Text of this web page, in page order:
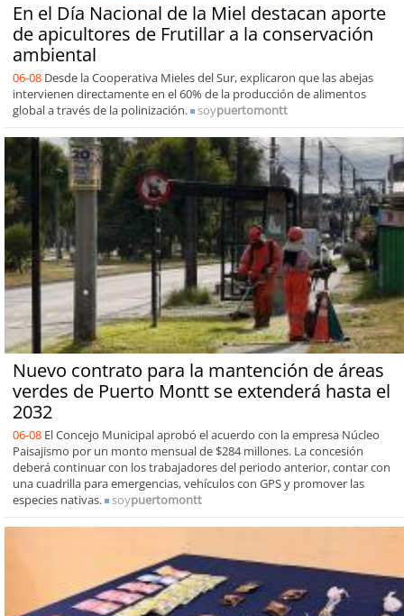
En el Día Nacional de la Miel destacan aporte
de apicultores de Frutillar a la conservación
ambiental
06-08 Desde la Cooperativa Mieles del Sur, explicaron que las abejas
intervienen directamente en el 60% de la producción de alimentos
global a través de la polinización.
soypuertomontt
Nuevo contrato para la mantención de áreas
verdes de Puerto Montt se extenderá hasta el
2032
06-08 El Concejo Municipal aprobó el acuerdo con la empresa Núcleo
Paisajismo por un monto mensual de $284 millones. La concesión
deberá continuar con los trabajadores del periodo anterior, contar con
una cuadrilla para emergencias, vehículos con GPS y promover las
especies nativas.
soypuertomontt